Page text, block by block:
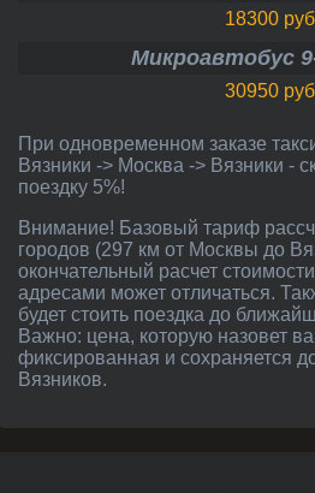
18300 руб
Микроавтобус
30950 руб
При одновременном заказе такси по маршруту:
Вязники -> Москва -> Вязники -
поездку 5%!
Внимание! Базовый тариф рассчитан между центрами
городов (297 км от Москвы до
окончательный расчет
адресами может отличаться.
будет стоить поездка до
Важно: цена, которую назовет
фиксированная и сохраняется
Вязников.